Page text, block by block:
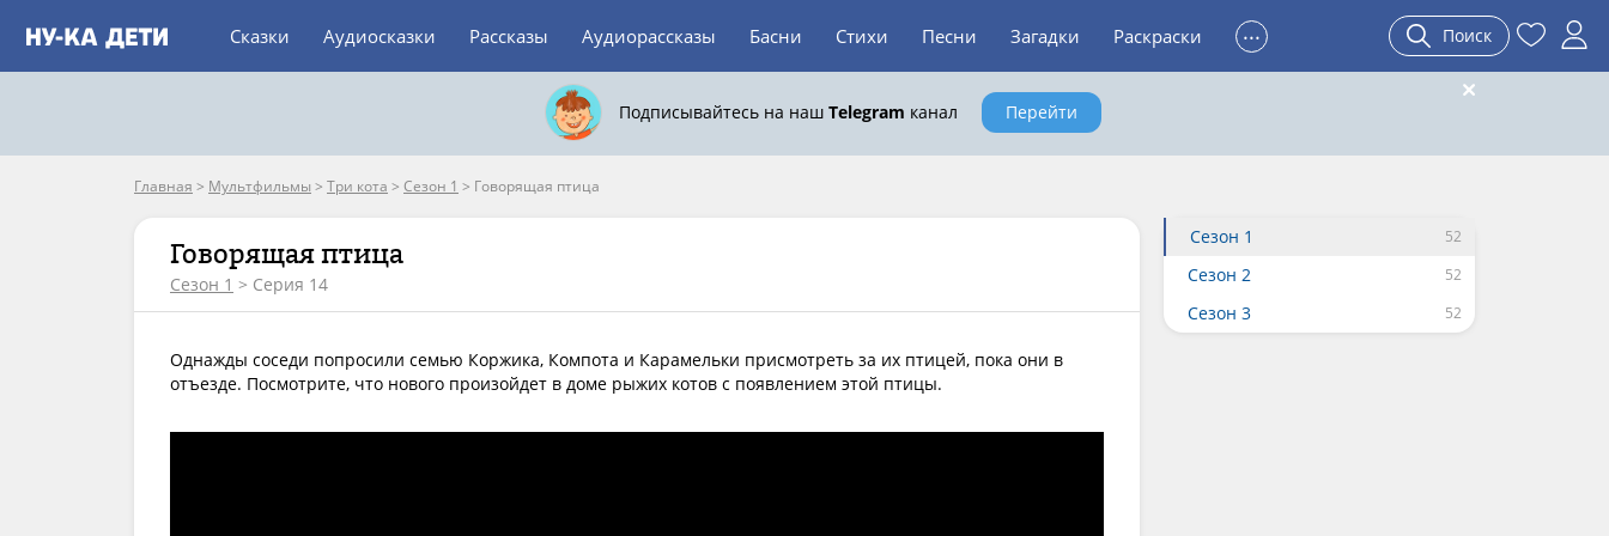
Сказки Аудиосказки Рассказы Аудиорассказы Басни Стихи Песни Загадки Раскраски ... Поиск
Подписывайтесь на наш Telegram канал Перейти
Главная > Мультфильмы > Три кота > Сезон 1 > Говорящая птица
Говорящая птица
Сезон 1 > Серия 14
Однажды соседи попросили семью Коржика, Компота и Карамельки присмотреть за их птицей, пока они в
отъезде. Посмотрите, что нового произойдет в доме рыжих котов с появлением этой птицы.
Сезон 1
Сезон 2
Сезон 3